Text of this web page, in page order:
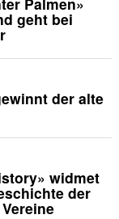
geht bei
der alte
widmet
der